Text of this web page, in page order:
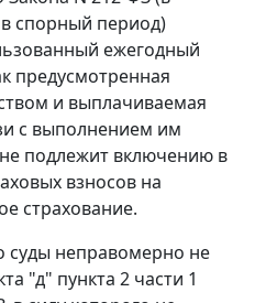
спорный период)
ежегодный
предусмотренная
и выплачиваемая
с выполнением им
подлежит включению в
взносов на
страхование.
суды неправомерно не
"д" пункта 2 части 1